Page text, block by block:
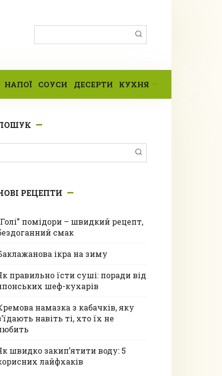
НАПОЇ СОУСИ ДЕСЕРТИ КУХНЯ
РЕЦЕПТИ
помідори – швидкий рецепт,
смак
ікра на зиму
правильно їсти суші: поради від
шеф-кухарів
намазка з кабачків, яку
навіть ті, хто їх не
швидко закип’ятити воду: 5
лайфхаків